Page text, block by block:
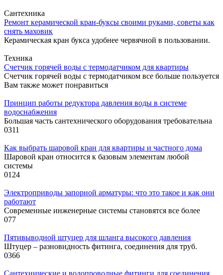
Сантехника
Ремонт керамической кран-буксы своими руками, советы как
снять маховик
Керамическая кран букса удобнее червячной в пользовании.
Техника
Cчетчик горячей воды с термодатчиком для квартиры
Счетчик горячей воды с термодатчиком все больше пользуется
Вам также может понравиться
Принцип работы редуктора давления воды в системе
водоснабжения
Большая часть сантехнического оборудования требовательна
0311
Как выбрать шаровой кран для квартиры и частного дома
Шаровой кран относится к базовым элементам любой
системы
0124
Электроприводы запорной арматуры: что это такое и как они
работают
Современные инженерные системы становятся все более
077
Пятивыводной штуцер для шланга высокого давления
Штуцер – разновидность фитинга, соединения для труб.
0366
Сантехнические и водопроводные фитинги для соединения